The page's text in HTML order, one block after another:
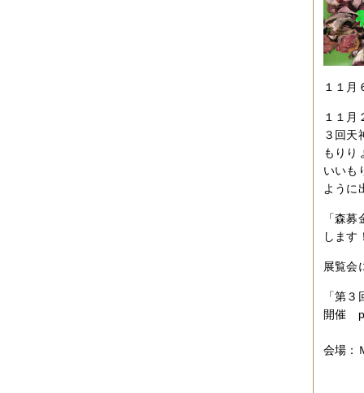
１１月
１１月
３回天
もりり
いいも
ように
「森
します
展覧会
「第
開催
会場：